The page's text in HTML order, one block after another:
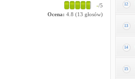
-/5
Ocena: 4.8 (13 głosów)
12
13
14
15